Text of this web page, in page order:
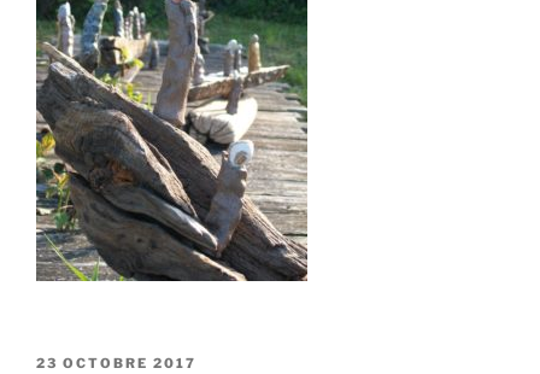
PUBLIÉ
23 OCTOBRE 2017